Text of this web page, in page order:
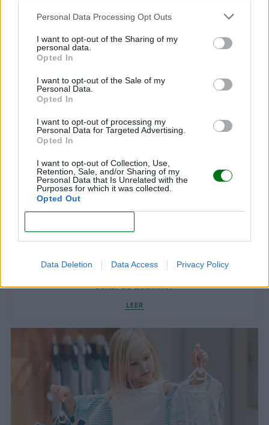
Personal Data Processing Opt Outs
I want to opt-out of the Sharing of my
personal data.
Opted In
I want to opt-out of the Sale of my
Personal Data.
Opted In
I want to opt-out of processing my
Personal Data for Targeted Advertising.
Opted In
I want to opt-out of Collection, Use,
Retention, Sale, and/or Sharing of my
Personal Data that Is Unrelated with the
Purposes for which it was collected.
Opted Out
Data Deletion Data Access Privacy Policy
¿Cómo saber si un niño tiene depresión y no lo
LEER
Selectividad de alimentos en niños: ¿es normal o
señal de autismo?
LEER